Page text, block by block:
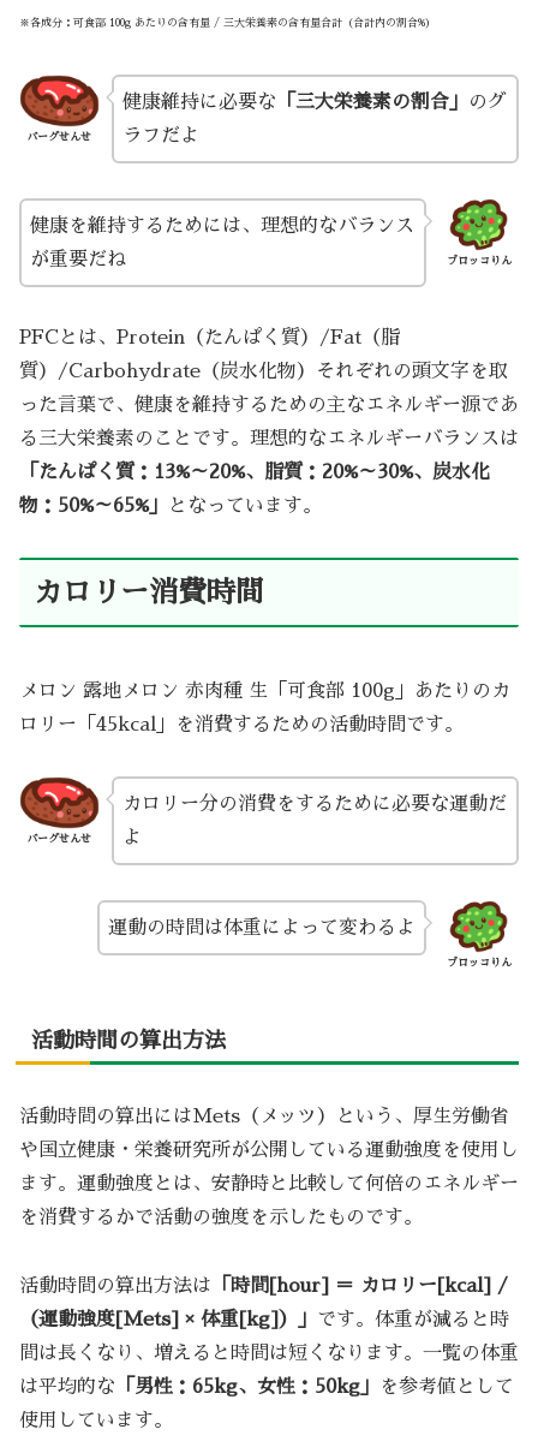
※各成分：可食部 100g あたりの含有量 / 三大栄養素の含有量合計（合計内の割合%）
バーグせんせ
健康維持に必要な 「三大栄養素の割合」
のグ
ラフだよ
ブロッコりん
健康を維持するためには、理想的なバランス
が重要だね
PFCとは、Protein（たんぱく質）/Fat（脂
質）/Carbohydrate（炭水化物）それぞれの頭文字を取
った言葉で、健康を維持するための主なエネルギー源であ
る三大栄養素のことです。理想的なエネルギーバランスは
「たんぱく質：13%～20%、脂質：20%～30%、炭水化
物：50%～65%」
となっています。
カロリー消費時間
メロン 露地メロン 赤肉種 生「可食部 100g」あたりのカ
ロリー「45kcal」を消費するための活動時間です。
バーグせんせ
カロリー分の消費をするために必要な運動だ
よ
ブロッコりん
運動の時間は体重によって変わるよ
活動時間の算出方法
活動時間の算出にはMets（メッツ）という、厚生労働省
や国立健康・栄養研究所が公開している運動強度を使用し
ます。運動強度とは、安静時と比較して何倍のエネルギー
を消費するかで活動の強度を示したものです。
活動時間の算出方法は 「時間[hour] ＝ カロリー[kcal] /
（運動強度[Mets] × 体重[kg]）」 です。体重が減ると時
間は長くなり、増えると時間は短くなります。一覧の体重
は平均的な 「男性：65kg、女性：50kg」
を参考値として
使用しています。